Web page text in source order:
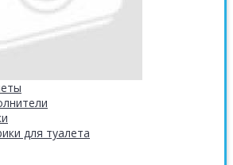
для туалета